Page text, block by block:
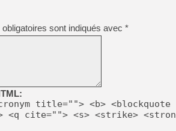
sont indiqués avec *
title=""> <b> <blockquote
<q cite=""> <s> <strike>